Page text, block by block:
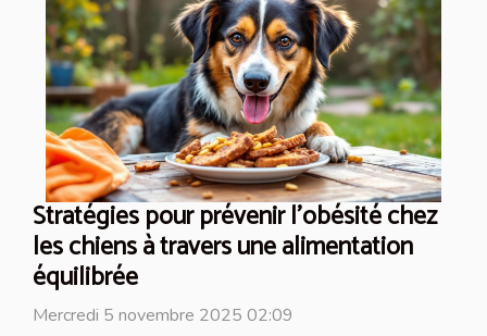
Stratégies pour prévenir l'obésité chez
les chiens à travers une alimentation
équilibrée
Mercredi 5 novembre 2025 02:09